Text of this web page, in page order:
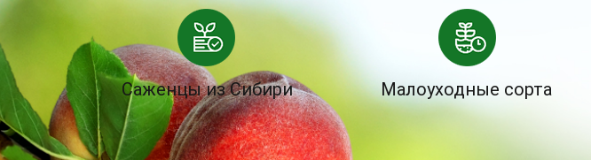
Саженцы из Сибири Малоуходные сорта